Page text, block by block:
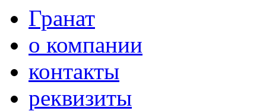
Гранат
о компании
контакты
реквизиты